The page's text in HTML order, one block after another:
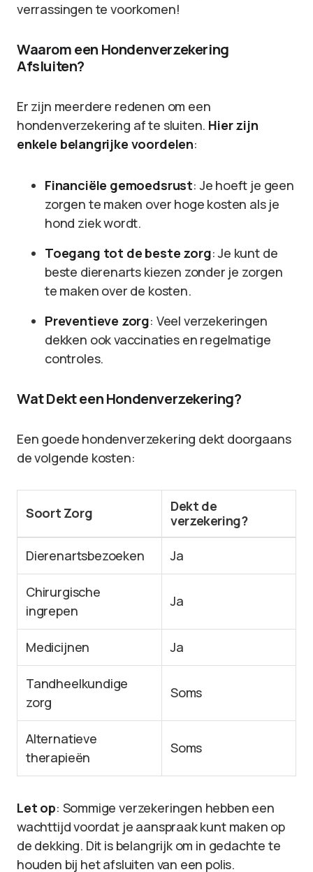
verrassingen te voorkomen!
Waarom een Hondenverzekering
Afsluiten?
Er zijn meerdere redenen om een
hondenverzekering af te sluiten. Hier zijn
enkele belangrijke voordelen:
Financiële gemoedsrust: Je hoeft je geen
zorgen te maken over hoge kosten als je
hond ziek wordt.
Toegang tot de beste zorg: Je kunt de
beste dierenarts kiezen zonder je zorgen
te maken over de kosten.
Preventieve zorg: Veel verzekeringen
dekken ook vaccinaties en regelmatige
controles.
Wat Dekt een Hondenverzekering?
Een goede hondenverzekering dekt doorgaans
de volgende kosten:
Soort Zorg
Dekt de
verzekering?
Dierenartsbezoeken Ja
Chirurgische
ingrepen
Ja
Medicijnen Ja
Tandheelkundige
zorg
Soms
Alternatieve
therapieën
Soms
Let op: Sommige verzekeringen hebben een
wachttijd voordat je aanspraak kunt maken op
de dekking. Dit is belangrijk om in gedachte te
houden bij het afsluiten van een polis.